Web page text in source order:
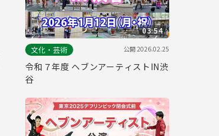
03:54
文化・芸術
公開2026.02.25
令和７年度 ヘブンアーティストIN渋
谷